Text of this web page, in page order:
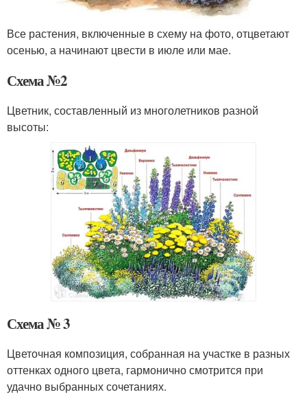
Все растения, включенные в схему на фото, отцветают
осенью, а начинают цвести в июле или мае.
Схема №2
Цветник, составленный из многолетников разной
высоты:
Схема № 3
Цветочная композиция, собранная на участке в разных
оттенках одного цвета, гармонично смотрится при
удачно выбранных сочетаниях.